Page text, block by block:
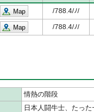
Map /788.4/ﾉ/
Map /788.4/ﾉ/
情熱の階段
日本人闘牛士、たっ